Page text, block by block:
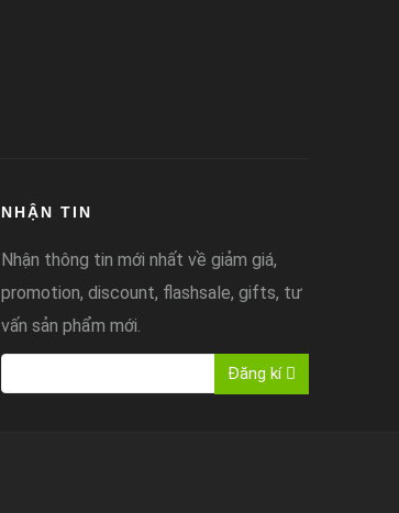
NHẬN TIN
Nhận thông tin mới nhất về giảm giá,
promotion, discount, flashsale, gifts, tư
vấn sản phẩm mới.
Đăng kí